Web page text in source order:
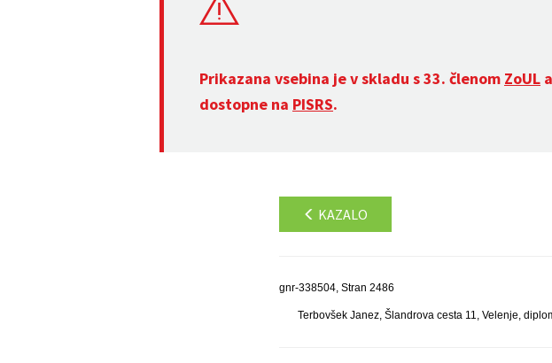
Prikazana vsebina je v skladu s 33. členom ZoUL
dostopne na PISRS.
KAZALO
gnr-338504, Stran 2486
Terbovšek Janez, Šlandrova cesta 11, Velenje,